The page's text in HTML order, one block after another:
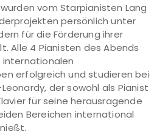
vom Starpianisten Lang
persönlich unter
für die Förderung ihrer
Alle 4 Pianisten des Abends
erfolgreich und studieren bei
der sowohl als Pianist
für seine herausragende
Bereichen international